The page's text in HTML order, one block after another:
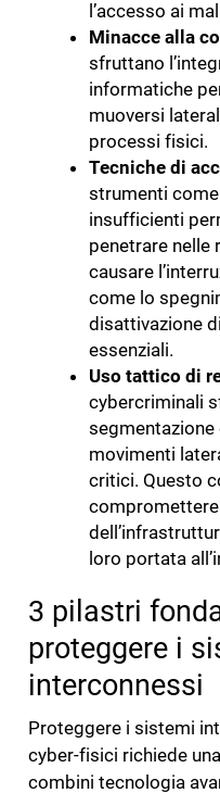
l’accesso ai
Minacce alla
sfruttano
informatiche
muoversi
processi fisici.
Tecniche di
strumenti
insufficienti
penetrare nelle
causare
come lo
disattivazione
essenziali.
Uso tattico di
cybercriminali
movimenti
critici. Questo
compromettere
loro portata
3 pilastri
proteggere i
interconnessi
Proteggere i sistemi
cyber-fisici richiede
combini tecnologia